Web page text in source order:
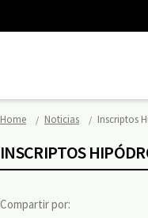
Home Noticias Inscriptos
INSCRIPTOS
Compartir por: